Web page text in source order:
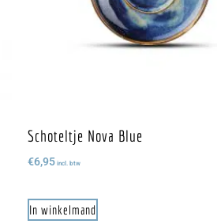
Schoteltje Nova Blue
€6,95incl. btw
In winkelmand